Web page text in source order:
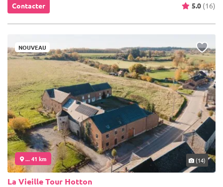
Contacter 5.0 (16)
NOUVEAU
... 41 km (14)
La Vieille Tour Hotton